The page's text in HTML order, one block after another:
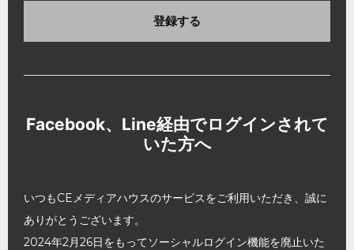
登録する
Facebook、Line経由でログインされて
いた方へ
いつもCEメディアハウスのサービスをご利用いただき、誠に
ありがとうございます。
2024年2月26日をもってソーシャルログイン機能を廃止いた